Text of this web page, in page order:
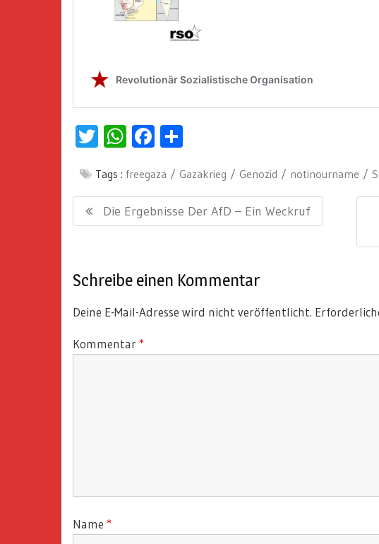
Twitter
WhatsApp
Facebook
Tags : freegaza Gazakrieg Genozid notinourname
Beitragsnavigation
Previous
Die Ergebnisse Der AfD – Ein Weckruf
Schreibe einen Kommentar
Deine E-Mail-Adresse wird nicht veröffentlicht.
Kommentar *
Name *